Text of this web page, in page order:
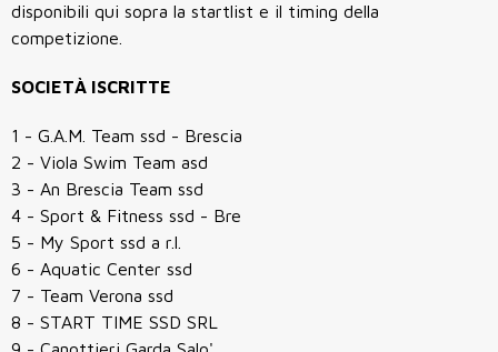
disponibili qui sopra la startlist e il timing della
competizione.
SOCIETÀ ISCRITTE
1 - G.A.M. Team ssd - Brescia
2 - Viola Swim Team asd
3 - An Brescia Team ssd
4 - Sport & Fitness ssd - Bre
5 - My Sport ssd a r.l.
6 - Aquatic Center ssd
7 - Team Verona ssd
8 - START TIME SSD SRL